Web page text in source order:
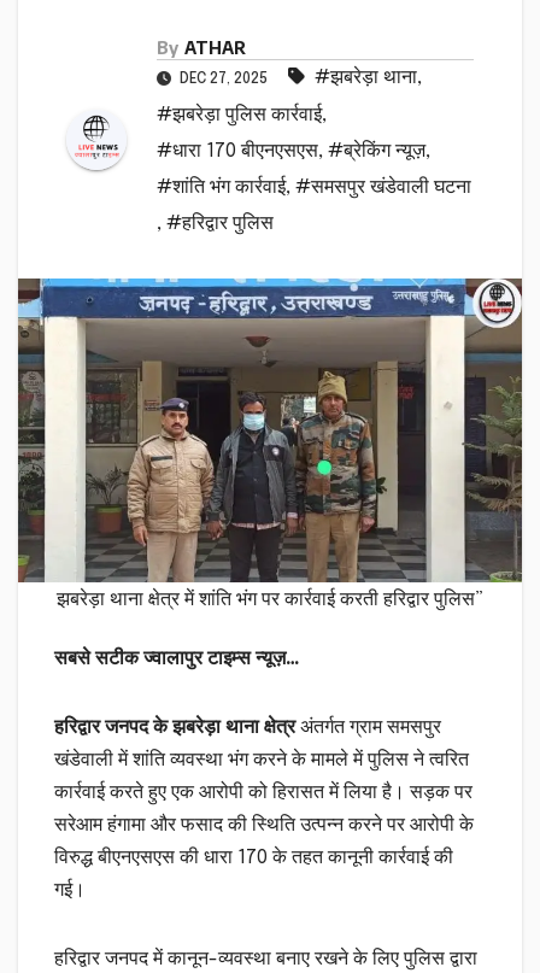
By ATHAR
DEC 27, 2025 #झबरेड़ा थाना,
#झबरेड़ा पुलिस कार्रवाई,
#धारा 170 बीएनएसएस, #ब्रेकिंग न्यूज़,
#शांति भंग कार्रवाई, #समसपुर खंडेवाली घटना
, #हरिद्वार पुलिस
झबरेड़ा थाना क्षेत्र में शांति भंग पर कार्रवाई करती हरिद्वार पुलिस”
सबसे सटीक ज्वालापुर टाइम्स न्यूज़…
हरिद्वार जनपद के झबरेड़ा थाना क्षेत्रअंतर्गत ग्राम समसपुर
खंडेवाली में शांति व्यवस्था भंग करने के मामले में पुलिस ने त्वरित
कार्रवाई करते हुए एक आरोपी को हिरासत में लिया है। सड़क पर
सरेआम हंगामा और फसाद की स्थिति उत्पन्न करने पर आरोपी के
विरुद्ध बीएनएसएस की धारा 170 के तहत कानूनी कार्रवाई की
गई।
हरिद्वार जनपद में कानून-व्यवस्था बनाए रखने के लिए पुलिस द्वारा